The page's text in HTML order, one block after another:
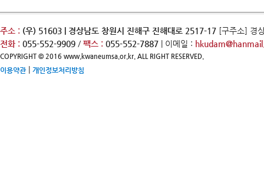
주소 : (우) 51603 | 경상남도 창원시 진해구 진해대로 2517-17 [구주소] 경
전화 : 055-552-9909 / 팩스 : 055-552-7887 | 이메일 :
COPYRIGHT © 2016 www.kwaneumsa.or.kr. ALL RIGHT RESERVED.
이용약관| 개인정보처리방침